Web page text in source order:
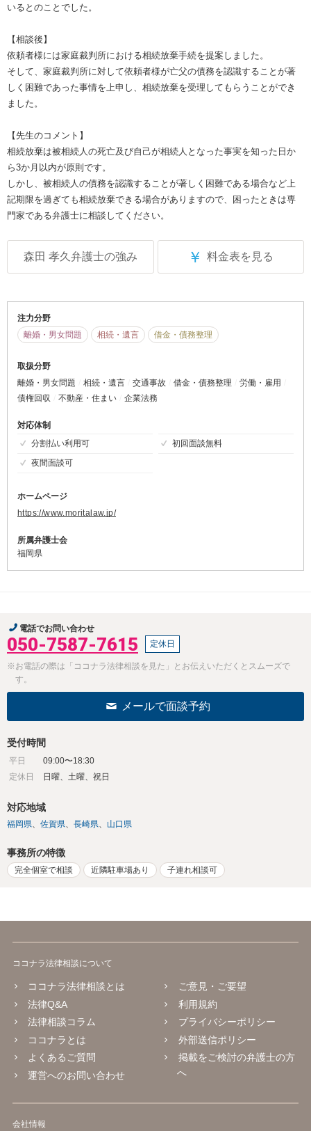
いるとのことでした。
【相談後】
依頼者様には家庭裁判所における相続放棄手続を提案しました。
そして、家庭裁判所に対して依頼者様が亡父の債務を認識することが著
しく困難であった事情を上申し、相続放棄を受理してもらうことができ
ました。
【先生のコメント】
相続放棄は被相続人の死亡及び自己が相続人となった事実を知った日か
ら3か月以内が原則です。
しかし、被相続人の債務を認識することが著しく困難である場合など上
記期限を過ぎても相続放棄できる場合がありますので、困ったときは専
門家である弁護士に相談してください。
森田 孝久弁護士の強み ￥ 料金表を見る
注力分野
離婚・男女問題
相続・遺言 借金・債務整理
取扱分野
離婚・男女問題
相続・遺言 交通事故 借金・債務整理
労働・雇用
債権回収
不動産・住まい 企業法務
対応体制
分割払い利用可
初回面談無料
夜間面談可
ホームページ
https://www.moritalaw.jp/
所属弁護士会
福岡県
電話でお問い合わせ
050-7587-7615 定休日
※お電話の際は「ココナラ法律相談を見た」とお伝えいただくとスムーズで
す。
メールで面談予約
受付時間
平日
09:00〜18:30
定休日
日曜、土曜、祝日
対応地域
福岡県 佐賀県 長崎県 山口県
事務所の特徴
完全個室で相談 近隣駐車場あり 子連れ相談可
ココナラ法律相談について
ココナラ法律相談とは
法律Q&A
法律相談コラム
ココナラとは
よくあるご質問
運営へのお問い合わせ
ご意見・ご要望
利用規約
プライバシーポリシー
外部送信ポリシー
掲載をご検討の弁護士の方
へ
会社情報